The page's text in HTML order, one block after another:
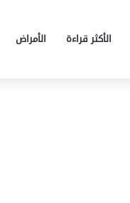
الأكثر قراءة الأمراض